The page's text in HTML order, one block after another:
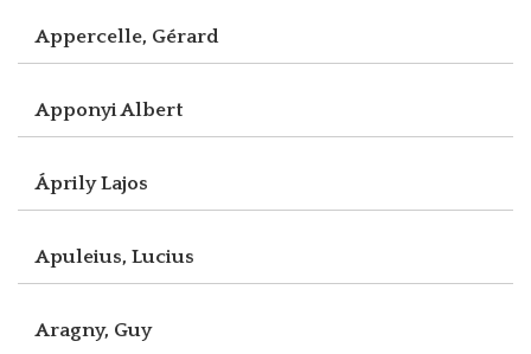
Appercelle, Gérard
Apponyi Albert
Áprily Lajos
Apuleius, Lucius
Aragny, Guy